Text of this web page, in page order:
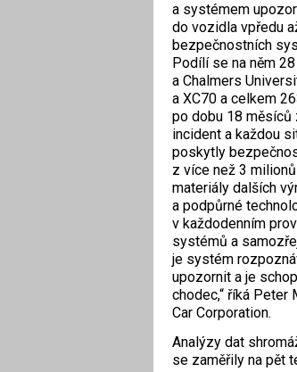
a systémem
do vozidla vpředu
bezpečnostních
Podílí se na něm
a Chalmers
a XC70 a celkem
po dobu 18 měsíců
incident a každou
poskytly
z více než 3
materiály dalších
a podpůrné
v každodenním
systémů a
je systém
upozornit a je
chodec,“ říká
Car Corporation.
Analýzy dat
se zaměřily na pět